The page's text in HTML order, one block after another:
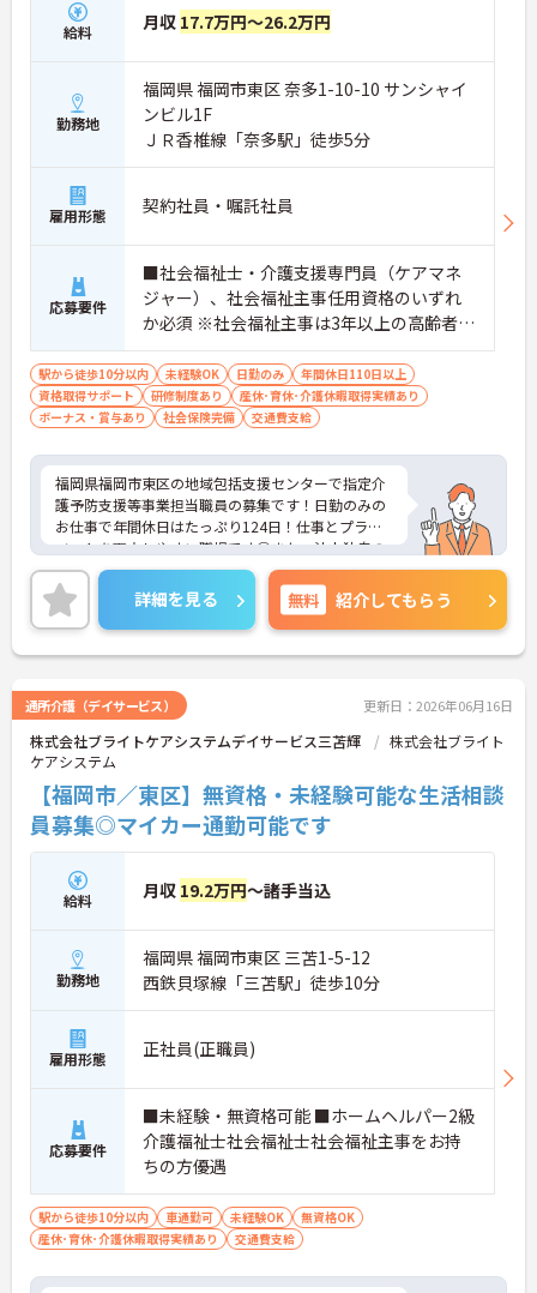
給料 月収 17.7万円～26.2万円
勤務地
福岡県 福岡市東区 奈多1-10-10 サンシャイ
ンビル1F
ＪＲ香椎線「奈多駅」徒歩5分
雇用形態 契約社員・嘱託社員
応募要件
■社会福祉士・介護支援専門員（ケアマネ
ジャー）、社会福祉主事任用資格のいずれ
か必須 ※社会福祉主事は3年以上の高齢者保
健福祉に関する相談経験が必要、社会福祉
士・介護支援専門員については経験不問 ■
普通自動車運転免許（AT限定可）あれば尚
可
駅から徒歩10分以内 未経験OK 日勤のみ
年間休日110日以上
資格取得サポート
研修制度あり
産休･育休･介護休暇取得実績あり
ボーナス・賞与あり
社会保険完備 交通費支給
福岡県福岡市東区の地域包括支援センターで指定介
護予防支援等事業担当職員の募集です！日勤のみの
お仕事で年間休日はたっぷり124日！仕事とプライ
ベートを両立しやすい職場です◎また、法人独自の
育児支援制度があるので、ご家族がいる方でも安心
して働くことができます♪ご興味のある方は面接ポ
イントをお伝えしますので、お気軽にご相談くださ
い！
詳細を見る 無料 紹介してもらう
通所介護（デイサービス） 更新日：2026年06月16日
株式会社ブライトケアシステムデイサービス三苫輝
株式会社ブライト
ケアシステム
【福岡市／東区】無資格・未経験可能な生活相談
員募集◎マイカー通勤可能です
給料 月収 19.2万円～諸手当込
勤務地
福岡県 福岡市東区 三苫1-5-12
西鉄貝塚線「三苫駅」徒歩10分
雇用形態 正社員(正職員)
応募要件
■未経験・無資格可能 ■ホームヘルパー2級
介護福祉士社会福祉士社会福祉主事をお持
ちの方優遇
駅から徒歩10分以内 車通勤可 未経験OK
無資格OK
産休･育休･介護休暇取得実績あり
交通費支給